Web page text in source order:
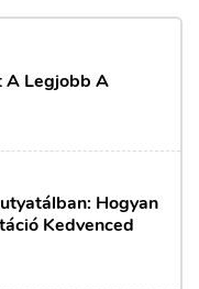
A Legjobb A
Hogyan
Kedvenced